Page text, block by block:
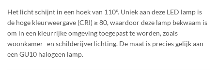
Het licht schijnt in een hoek van 110°. Uniek aan deze LED lamp is
de hoge kleurweergave (CRI) ≥ 80, waardoor deze lamp bekwaam is
om in een kleurrijke omgeving toegepast te worden, zoals
woonkamer- en schilderijverlichting. De maat is precies gelijk aan
een GU10 halogeen lamp.